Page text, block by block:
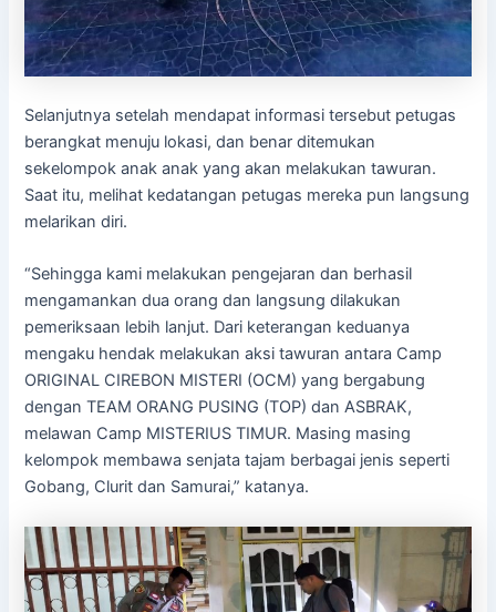
Selanjutnya setelah mendapat informasi tersebut petugas
berangkat menuju lokasi, dan benar ditemukan
sekelompok anak anak yang akan melakukan tawuran.
Saat itu, melihat kedatangan petugas mereka pun langsung
melarikan diri.
“Sehingga kami melakukan pengejaran dan berhasil
mengamankan dua orang dan langsung dilakukan
pemeriksaan lebih lanjut. Dari keterangan keduanya
mengaku hendak melakukan aksi tawuran antara Camp
ORIGINAL CIREBON MISTERI (OCM) yang bergabung
dengan TEAM ORANG PUSING (TOP) dan ASBRAK,
melawan Camp MISTERIUS TIMUR. Masing masing
kelompok membawa senjata tajam berbagai jenis seperti
Gobang, Clurit dan Samurai,” katanya.